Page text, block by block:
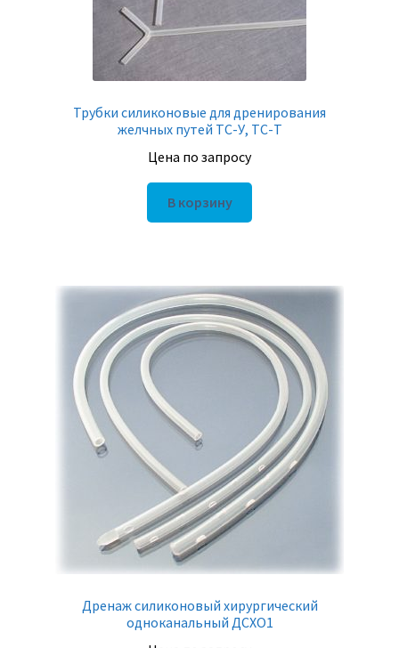
Трубки силиконовые для дренирования
желчных путей ТС-У, ТС-Т
Цена по запросу
В корзину
Дренаж силиконовый хирургический
одноканальный ДСХО1